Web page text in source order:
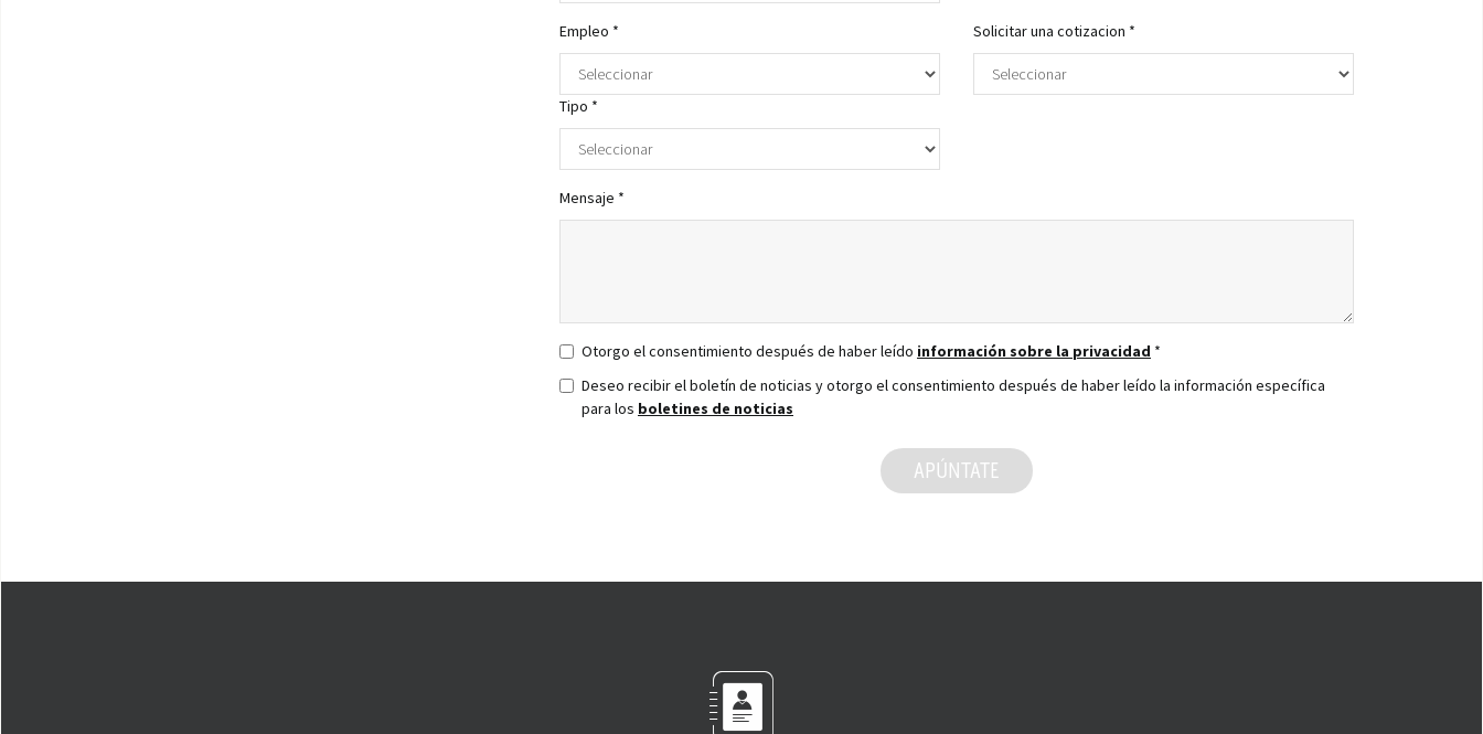
Empleo * Solicitar una cotizacion *
Tipo *
Mensaje *
Otorgo el consentimiento después de haber leído información sobre la privacidad *
Deseo recibir el boletín de noticias y otorgo el consentimiento después de haber leído la información específica
para los boletines de noticias
APÚNTATE